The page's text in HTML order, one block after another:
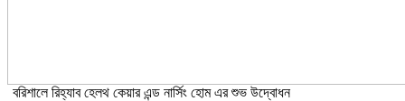
বরিশালে রিহ্যাব হেলথ কেয়ার এন্ড নার্সিং হোম এর শুভ উদ্বোধন